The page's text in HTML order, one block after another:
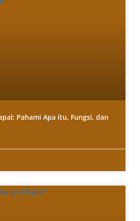
Pahami Apa itu, Fungsi, dan